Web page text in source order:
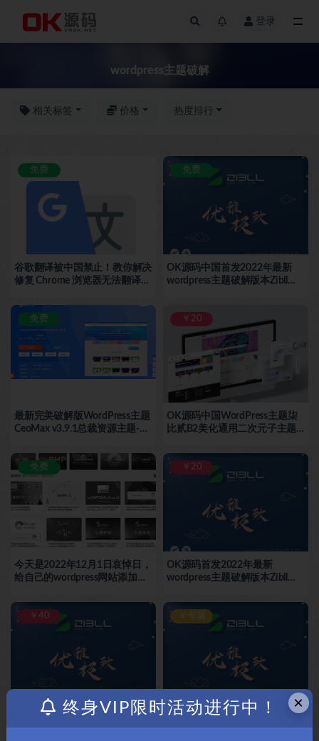
登录
wordpress主题破解
相关标签 价格 热度排行
免费
谷歌翻译被中国禁止！教你解决
修复 Chrome 浏览器无法翻译网
教程
免费
OK源码中国首发2022年最新
wordpress主题破解版本Zibll子
免费
最新完美破解版WordPress主题
CeoMax v3.9.1总裁资源主题-
￥20
OK源码中国WordPress主题柒
比贰B2美化通用二次元子主题
免费
今天是2022年12月1日哀悼日，
给自己的wordpress网站添加成
载，只需后台一键搞定
￥20
OK源码首发2022年最新
wordpress主题破解版本Zibll子
OK源码中国
￥40
OK源码中国首发2022年最新
wordpress主题破解版本Zibll子
￥专属
OK源码中国首发2022年最新
wordpress主题破解版本Zibll子
×
终身VIP限时活动进行中！